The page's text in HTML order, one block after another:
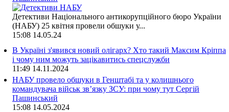
Детективи Національного антикорупційного бюро України
(НАБУ) 25 квітня провели обшуки у...
15:08 14.05.24
В Україні з'явився новий олігарх? Хто такий Максим Кріппа
і чому ним можуть зацікавитись спецслужби
11:49 14.11.2024
НАБУ провело обшуки в Генштабі та у колишнього
командувача військ зв’язку ЗСУ: при чому тут Сергій
Пашинський
15:08 14.05.2024